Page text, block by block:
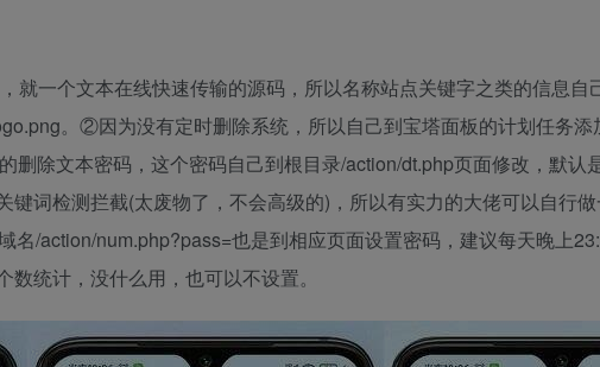
一个文本在线快速传输的源码，所以名称站点关键字之类的信息自
。②因为没有定时删除系统，所以自己到宝塔面板的计划任务
删除文本密码，这个密码自己到根目录/action/dt.php页面修改，默
键词检测拦截(太废物了，不会高级的)，所以有实力的大佬可以自行
/action/num.php?pass=也是到相应页面设置密码，建议每天晚上
统计，没什么用，也可以不设置。